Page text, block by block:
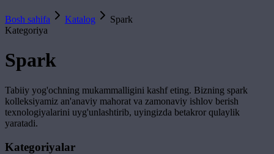
Bosh sahifa Katalog
Spark
Kategoriya
Spark
Tabiiy yog'ochning mukammalligini kashf eting. Bizning spark
kolleksiyamiz an'anaviy mahorat va zamonaviy ishlov berish
texnologiyalarini uyg'unlashtirib, uyingizda betakror qulaylik
yaratadi.
Kategoriyalar